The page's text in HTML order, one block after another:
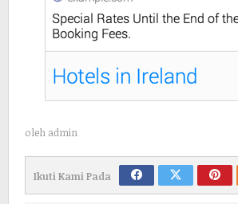
oleh admin
Ikuti Kami Pada